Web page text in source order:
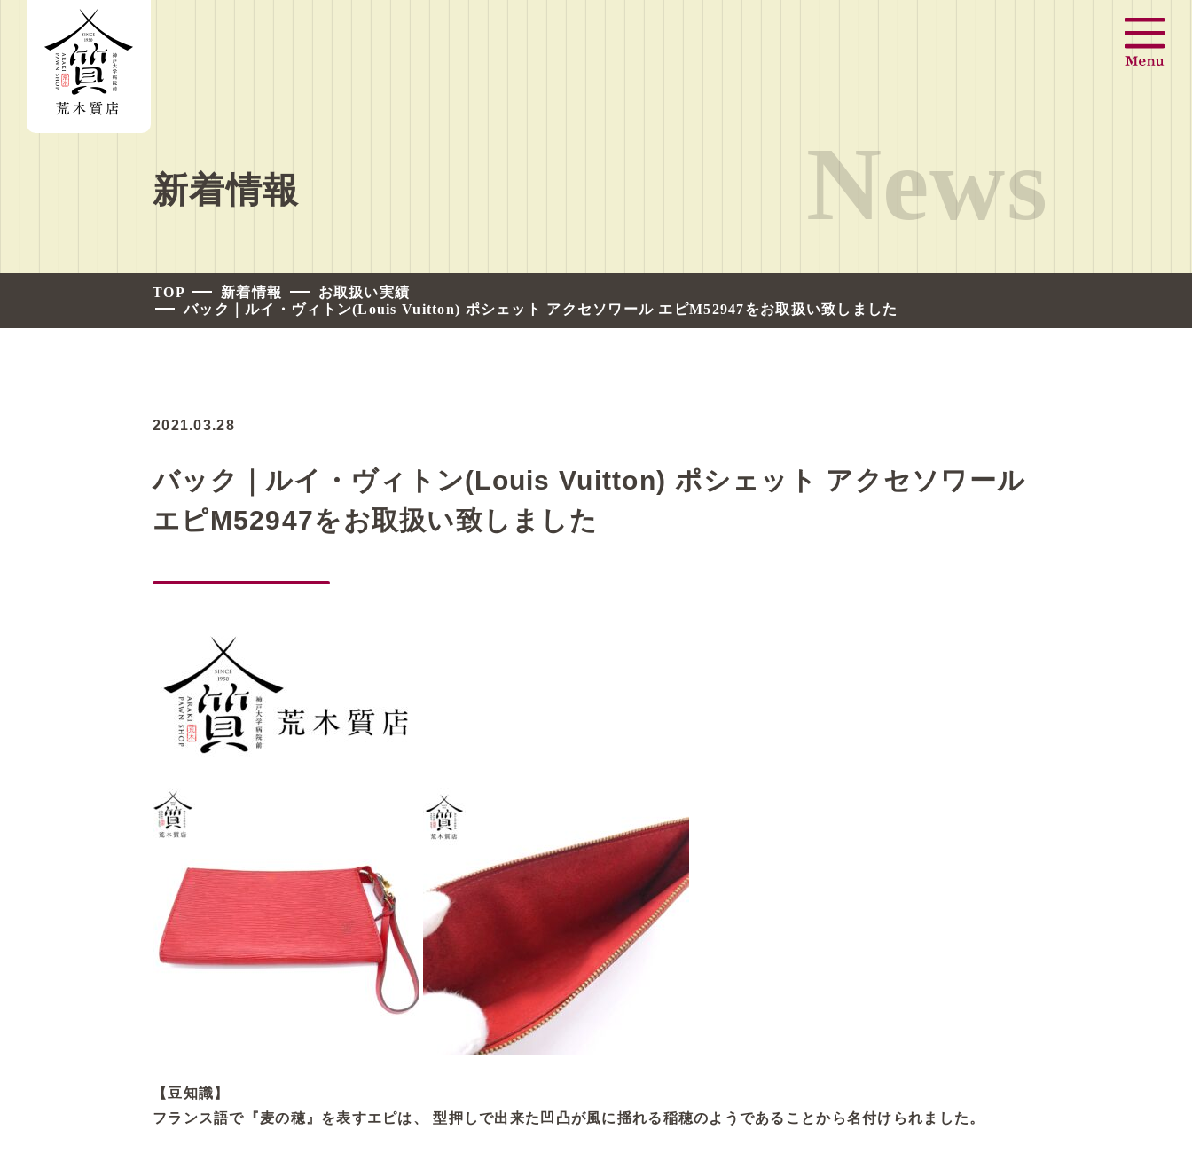
新着情報 News
TOP 新着情報
お取扱い実績
バック｜ルイ・ヴィトン(Louis Vuitton) ポシェット アクセソワール エピM52947をお取扱い致しました
2021.03.28
バック｜ルイ・ヴィトン(Louis Vuitton) ポシェット アクセソワール
エピM52947をお取扱い致しました
【豆知識】
フランス語で『麦の穂』を表すエピは、 型押しで出来た凹凸が風に揺れる稲穂のようであることから名付けられました。